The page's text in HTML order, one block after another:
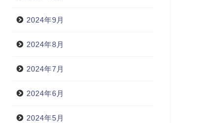
2024年9月
2024年8月
2024年7月
2024年6月
2024年5月